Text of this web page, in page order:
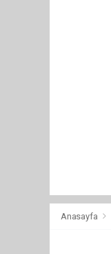
Anasayfa